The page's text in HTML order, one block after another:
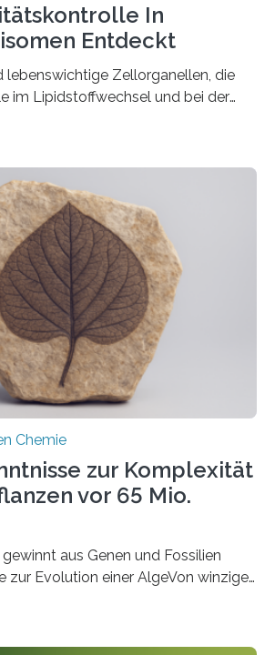
In
Entdeckt
lebenswichtige Zellorganellen, die
im Lipidstoffwechsel und bei der
zahlreiche Enzyme präzise in
Bochum um Prof. Dr. Ralf Erdmann
Yusuf hat nun einen bislang
des
in der Bäckerhefe
entdeckt, der für die
der Organellen entscheidend ist. Die
28. Oktober 2025 in der
Chemie
zur Komplexität
vor 65 Mio.
aus Genen und Fossilien
zur Evolution einer AlgeVon winzigen
zu den komplexesten